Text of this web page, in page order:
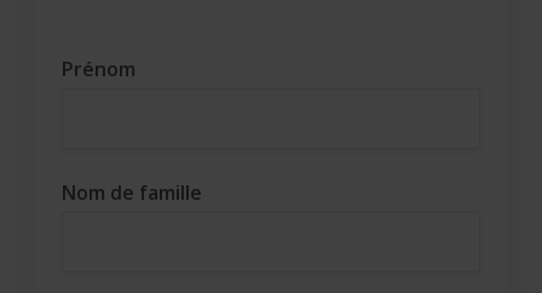
Prénom
Nom de famille